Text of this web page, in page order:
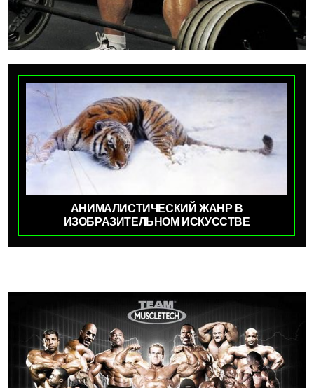
АНИМАЛИСТИЧЕСКИЙ ЖАНР В
ИЗОБРАЗИТЕЛЬНОМ ИСКУССТВЕ